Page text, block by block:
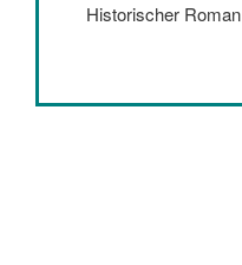
Historischer Roman